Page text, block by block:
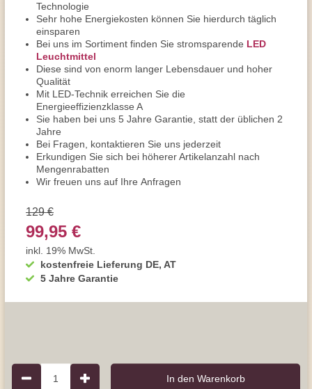
Technologie
Sehr hohe Energiekosten können Sie hierdurch täglich
einsparen
Bei uns im Sortiment finden Sie stromsparende LED
Leuchtmittel
Diese sind von enorm langer Lebensdauer und hoher
Qualität
Mit LED-Technik erreichen Sie die
Energieeffizienzklasse A
Sie haben bei uns 5 Jahre Garantie, statt der üblichen 2
Jahre
Bei Fragen, kontaktieren Sie uns jederzeit
Erkundigen Sie sich bei höherer Artikelanzahl nach
Mengenrabatten
Wir freuen uns auf Ihre Anfragen
kostenfreie Lieferung DE, AT
5 Jahre Garantie
129 €
99,95 €
inkl. 19% MwSt.
1 In den Warenkorb